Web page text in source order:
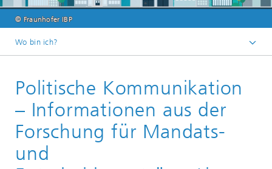
© Fraunhofer IBP
Wo bin ich?
Politische Kommunikation
– Informationen aus der
Forschung für Mandats-
und